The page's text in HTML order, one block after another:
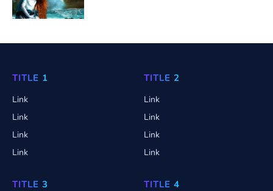
TITLE 1
Link
Link
Link
Link
TITLE 2
Link
Link
Link
Link
TITLE 3 TITLE 4